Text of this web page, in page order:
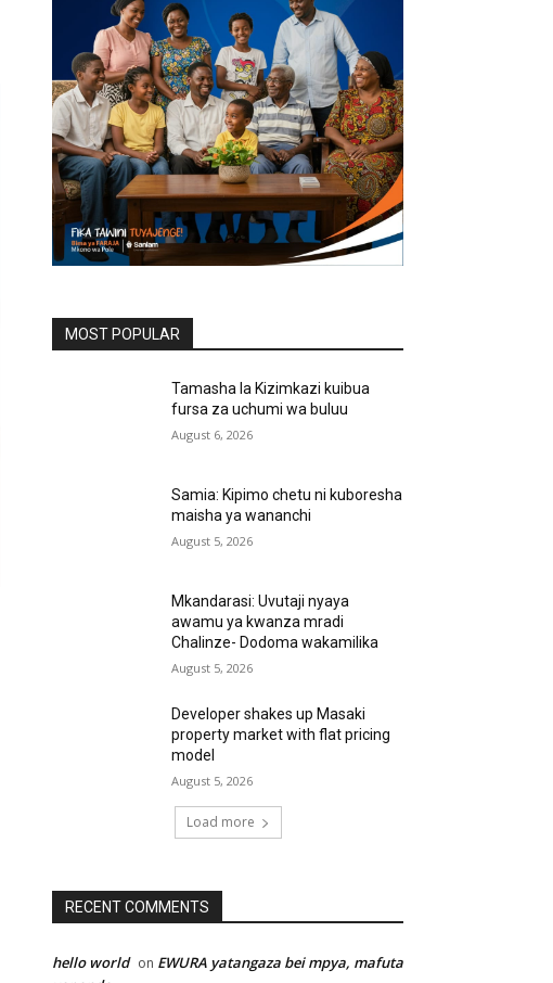
MOST POPULAR
Tamasha la Kizimkazi kuibua
fursa za uchumi wa buluu
August 6, 2026
Samia: Kipimo chetu ni kuboresha
maisha ya wananchi
August 5, 2026
Mkandarasi: Uvutaji nyaya
awamu ya kwanza mradi
Chalinze- Dodoma wakamilika
August 5, 2026
Developer shakes up Masaki
property market with flat pricing
model
August 5, 2026
Load more
RECENT COMMENTS
hello world on EWURA yatangaza bei mpya, mafuta